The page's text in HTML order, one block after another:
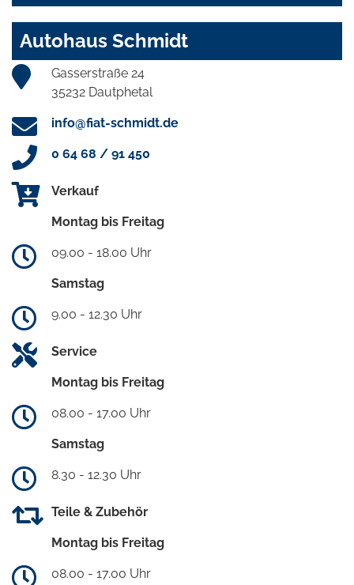
Autohaus Schmidt
Gasserstraße 24
35232 Dautphetal
info@fiat-schmidt.de
0 64 68 / 91 450
Verkauf
Montag bis Freitag
09.00 - 18.00 Uhr
Samstag
9.00 - 12.30 Uhr
Service
Montag bis Freitag
08.00 - 17.00 Uhr
Samstag
8.30 - 12.30 Uhr
Teile & Zubehör
Montag bis Freitag
08.00 - 17.00 Uhr